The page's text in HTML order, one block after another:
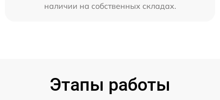
наличии на собственных складах.
Этапы работы